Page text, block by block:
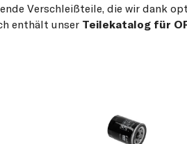
Verschleißteile, die wir dank
enthält unser Teilekatalog für